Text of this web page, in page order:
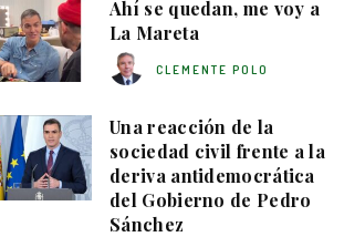
Ahí se quedan, me voy a
La Mareta
CLEMENTE POLO
Una reacción de la
sociedad civil frente a la
deriva antidemocrática
del Gobierno de Pedro
Sánchez